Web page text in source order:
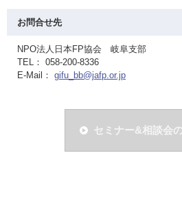
お問合せ先
NPO法人日本FP協会 岐阜支部
TEL： 058-200-8336
E-Mail： gifu_bb@jafp.or.jp
セミナー&相談会